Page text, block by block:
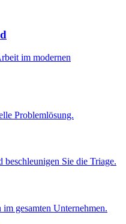
im modernen
Problemlösung.
beschleunigen Sie die Triage.
gesamten Unternehmen.